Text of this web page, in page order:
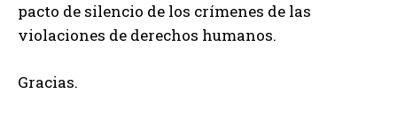
pacto de silencio de los crímenes de las
violaciones de derechos humanos.
Gracias.